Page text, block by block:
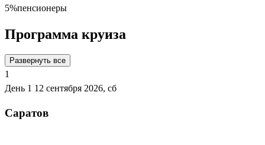
5%пенсионеры
Программа круиза
Развернуть все
1
День 1 12 сентября 2026, сб
Саратов